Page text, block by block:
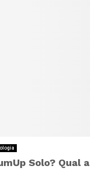
Solo? Qual a